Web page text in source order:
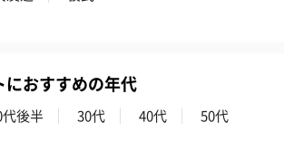
におすすめの年代
後半 30代 40代
50代